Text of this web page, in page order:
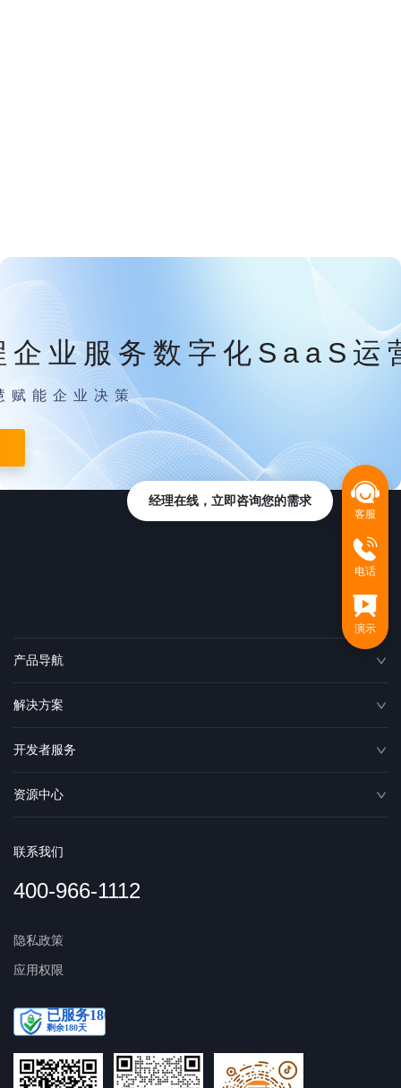
企业服务数字化SaaS运
赋能企业决策
产品导航
解决方案
开发者服务
资源中心
联系我们
400-966-1112
隐私政策
应用权限
客服
电话
演示
经理在线，立即咨询您的需求